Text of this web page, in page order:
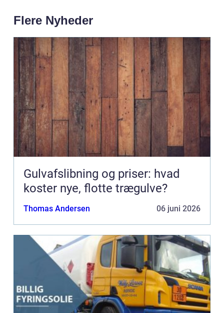
Flere Nyheder
Gulvafslibning og priser: hvad
koster nye, flotte trægulve?
Thomas Andersen 06 juni 2026